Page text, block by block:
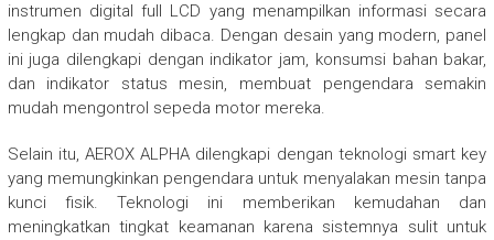
instrumen digital full LCD yang menampilkan informasi secara
lengkap dan mudah dibaca. Dengan desain yang modern, panel
ini juga dilengkapi dengan indikator jam, konsumsi bahan bakar,
dan indikator status mesin, membuat pengendara semakin
mudah mengontrol sepeda motor mereka.
Selain itu, AEROX ALPHA dilengkapi dengan teknologi smart key
yang memungkinkan pengendara untuk menyalakan mesin tanpa
kunci fisik. Teknologi ini memberikan kemudahan dan
meningkatkan tingkat keamanan karena sistemnya sulit untuk